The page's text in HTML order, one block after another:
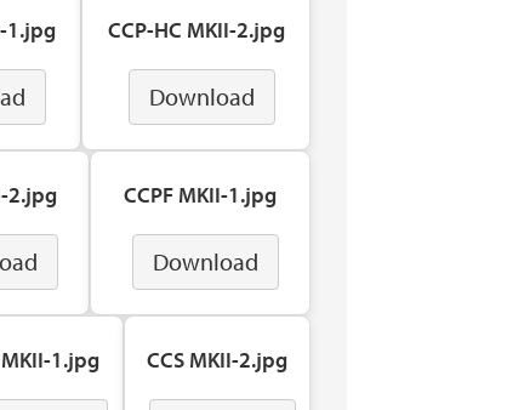
1.jpg CCP-HC MKII-2.jpg
Download
2.jpg CCPF MKII-1.jpg
Download
MKII-1.jpg CCS MKII-2.jpg